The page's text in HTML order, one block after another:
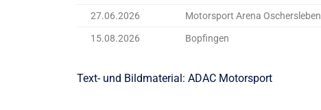
27.06.2026 Motorsport Arena Oschersleben
15.08.2026 Bopfingen
Text- und Bildmaterial: ADAC Motorsport